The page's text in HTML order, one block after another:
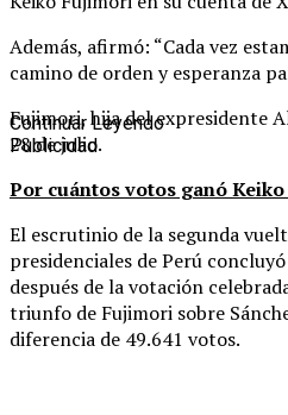
Además, afirmó: “Cada vez
camino de orden y esperanza
Fujimori, hija del expresidente
28 de julio.
Por cuántos votos ganó
El escrutinio de la segunda
presidenciales de Perú
después de la votación
triunfo de Fujimori sobre
diferencia de 49.641 votos.
Continuar Leyendo
Publicidad